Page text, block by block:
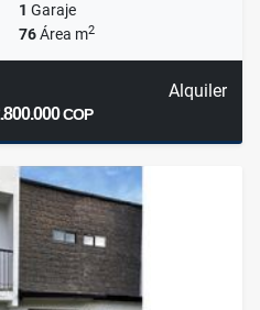
1 Garaje
76Área m2
Alquiler
COP